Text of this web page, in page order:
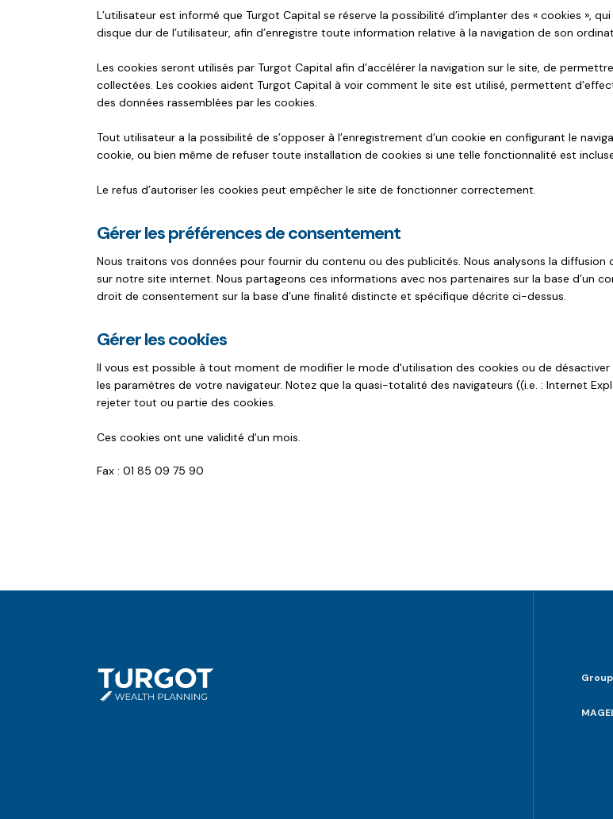
L’utilisateur est informé que Turgot Capital se réserve la possibilité d’implanter des « cookies »,
disque dur de l’utilisateur, afin d’enregistre toute information relative à la navigation de son
Les cookies seront utilisés par Turgot Capital afin d’accélérer la navigation sur le site, de
collectées. Les cookies aident Turgot Capital à voir comment le site est utilisé, permettent
des données rassemblées par les cookies.
Tout utilisateur a la possibilité de s’opposer à l’enregistrement d’un cookie en configurant le
cookie, ou bien même de refuser toute installation de cookies si une telle fonctionnalité est
Le refus d’autoriser les cookies peut empêcher le site de fonctionner correctement.
Gérer les préférences de consentement
Nous traitons vos données pour fournir du contenu ou des publicités. Nous analysons la
sur notre site internet. Nous partageons ces informations avec nos partenaires sur la base d’un
droit de consentement sur la base d’une finalité distincte et spécifique décrite ci-dessus.
Gérer les cookies
Il vous est possible à tout moment de modifier le mode d'utilisation des cookies ou de
les paramètres de votre navigateur. Notez que la quasi-totalité des navigateurs ((i.e. : Internet
rejeter tout ou partie des cookies.
Ces cookies ont une validité d'un mois.
Fax : 01 85 09 75 90